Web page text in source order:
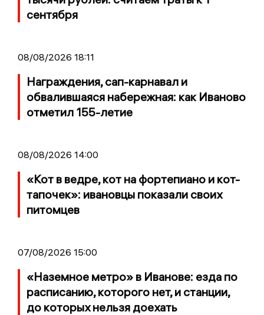
сентября
08/08/2026 18:11
Награждения, сап-карнавал и
обвалившаяся набережная: как Иваново
отметил 155-летие
08/08/2026 14:00
«Кот в ведре, кот на фортепиано и кот-
тапочек»: ивановцы показали своих
питомцев
07/08/2026 15:00
«Наземное метро» в Иванове: езда по
расписанию, которого нет, и станции,
до которых нельзя доехать